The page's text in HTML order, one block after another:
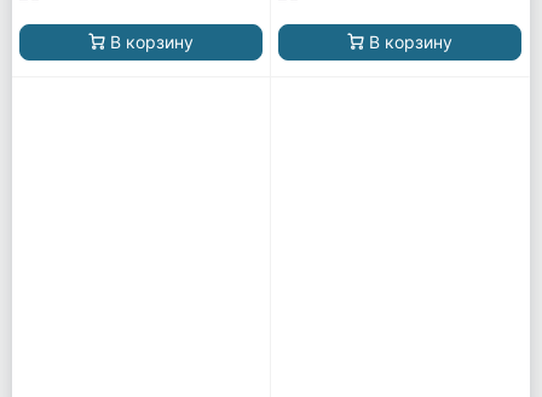
В корзину В корзину